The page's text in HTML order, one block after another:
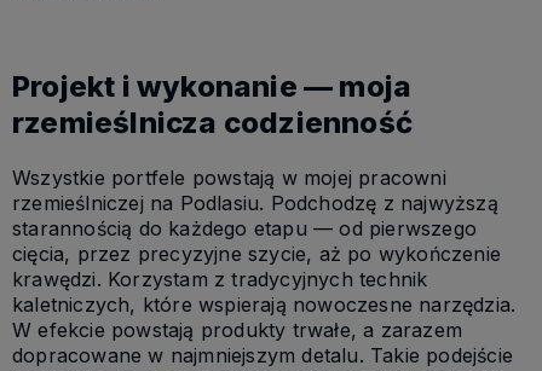
Projekt i wykonanie — moja
rzemieślnicza codzienność
Wszystkie portfele powstają w mojej pracowni
rzemieślniczej na Podlasiu. Podchodzę z najwyższą
starannością do każdego etapu — od pierwszego
cięcia, przez precyzyjne szycie, aż po wykończenie
krawędzi. Korzystam z tradycyjnych technik
kaletniczych, które wspierają nowoczesne narzędzia.
W efekcie powstają produkty trwałe, a zarazem
dopracowane w najmniejszym detalu. Takie podejście